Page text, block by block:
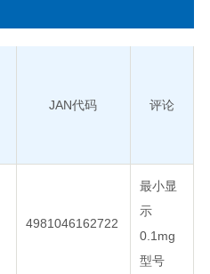
JAN代码 评论
4981046162722
最小显
示
0.1mg
型号